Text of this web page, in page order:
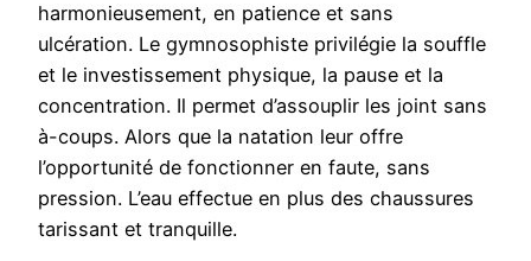
harmonieusement, en patience et sans
ulcération. Le gymnosophiste privilégie la souffle
et le investissement physique, la pause et la
concentration. Il permet d’assouplir les joint sans
à-coups. Alors que la natation leur offre
l’opportunité de fonctionner en faute, sans
pression. L’eau effectue en plus des chaussures
tarissant et tranquille.